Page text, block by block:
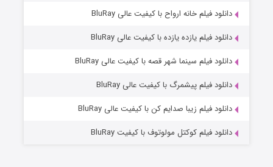
دانلود فیلم خانه ارواح با کیفیت عالی BluRay
دانلود فیلم یازده یازده با کیفیت عالی BluRay
دانلود فیلم سینما شهر قصه با کیفیت عالی BluRay
دانلود فیلم پیشمرگ با کیفیت عالی BluRay
دانلود فیلم زیبا صدایم کن با کیفیت عالی BluRay
دانلود فیلم کوکتل مولوتوف با کیفیت BluRay